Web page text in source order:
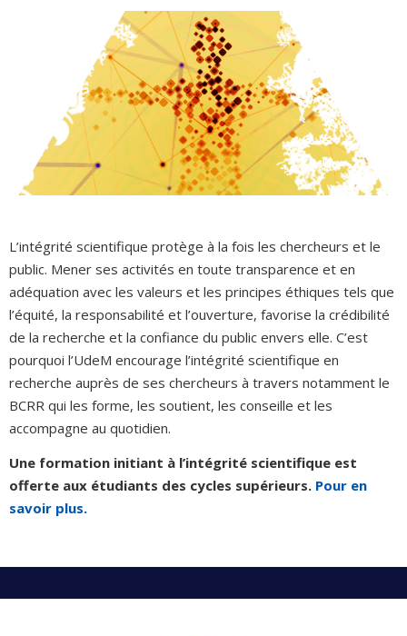
L’intégrité scientifique protège à la fois les chercheurs et le
public. Mener ses activités en toute transparence et en
adéquation avec les valeurs et les principes éthiques tels que
l’équité, la responsabilité et l’ouverture, favorise la crédibilité
de la recherche et la confiance du public envers elle. C’est
pourquoi l’UdeM encourage l’intégrité scientifique en
recherche auprès de ses chercheurs à travers notamment le
BCRR qui les forme, les soutient, les conseille et les
accompagne au quotidien.
Une formation initiant à l’intégrité scientifique est
offerte aux étudiants des cycles supérieurs. Pour en
savoir plus.